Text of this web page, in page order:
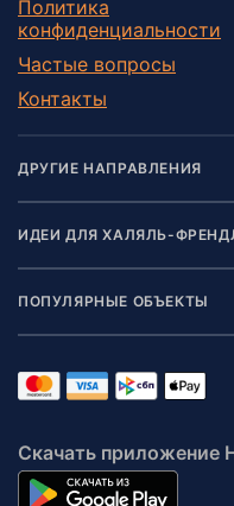
Политика
конфиденциальности
Частые вопросы
Контакты
ДРУГИЕ НАПРАВЛЕНИЯ
ИДЕИ ДЛЯ ХАЛЯЛЬ-
ПОПУЛЯРНЫЕ ОБЪЕКТЫ
Скачать приложение